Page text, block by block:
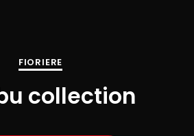
FIORIERE
collection